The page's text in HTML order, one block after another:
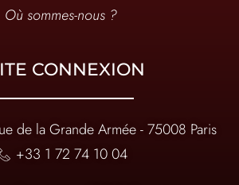
Où sommes-nous ?
CONNEXION
de la Grande Armée - 75008 Paris
+33 1 72 74 10 04